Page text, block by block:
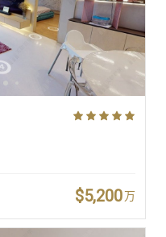
$5,200万